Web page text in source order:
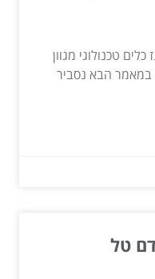
טכנולוגי מגוון
במאמר הבא נסביר
טל